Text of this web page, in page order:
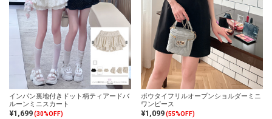
インパン裏地付きドット柄ティアードバ
ルーンミニスカート
¥1,699(30%OFF)
ボウタイフリルオープンショルダーミニ
ワンピース
¥1,099(55%OFF)